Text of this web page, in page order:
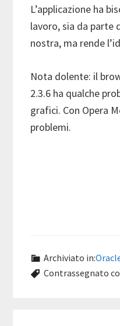
L’applicazione ha
lavoro, sia da parte
nostra, ma rende
Nota dolente: il
2.3.6 ha qualche
grafici. Con Opera
problemi.
Archiviato in:
Contrassegnato